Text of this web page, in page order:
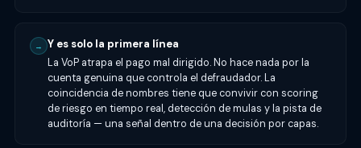
→ Y es solo la primera línea
La VoP atrapa el pago mal dirigido. No hace nada por la
cuenta genuina que controla el defraudador. La
coincidencia de nombres tiene que convivir con scoring
de riesgo en tiempo real, detección de mulas y la pista de
auditoría — una señal dentro de una decisión por capas.